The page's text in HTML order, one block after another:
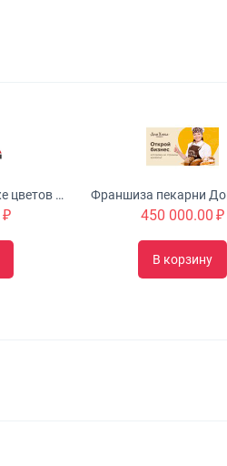
Франшиза по продаже цветов ЦВЕТОБАЗА - Цветочный магазин
₽
Франшиза пекарни
450 000.00 ₽
В корзину